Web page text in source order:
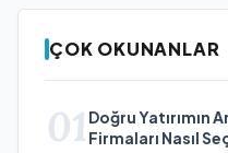
ÇOK OKUNANLAR
01 Doğru Yatırımın
Firmaları Nasıl